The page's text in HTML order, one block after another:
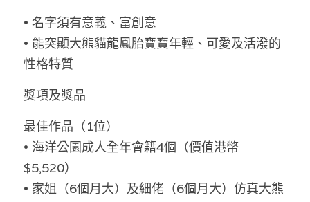
莊豪鋒專欄
香港科技專上書院｜專欄
• 名字須有意義、富創意
• 能突顯大熊貓龍鳳胎寶寶年輕、可愛及活潑的
性格特質
獎項及獎品
最佳作品（1位）
• 海洋公園成人全年會籍4個（價值港幣
$5,520）
• 家姐（6個月大）及細佬（6個月大）仿真大熊